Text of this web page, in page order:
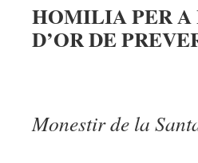
HOMILIA PER A
D’OR DE
Monestir de la